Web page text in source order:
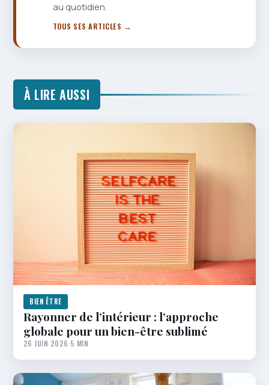
au quotidien.
TOUS SES ARTICLES →
À LIRE AUSSI
BIEN ÊTRE
Rayonner de l’intérieur : l’approche
globale pour un bien-être sublimé
26 JUIN 2026·5 MIN